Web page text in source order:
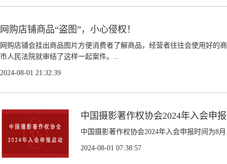
网购店铺商品“盗图”，小心侵权！
网购店铺会挂出商品图片方便消费者了解商品，经营者往往会使用好的
市人民法院就审结了这样一起案件。...
2024-08-01 21:32:39
中国摄影著作权协会2024年入会申
中国摄影著作权协会2024年入会申报时间为8
2024-08-01 07:38:57